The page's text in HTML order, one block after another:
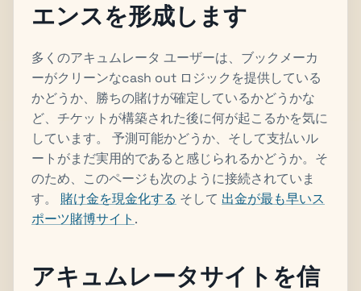
エンスを形成します
多くのアキュムレータ ユーザーは、ブックメーカ
ーがクリーンなcash out ロジックを提供している
かどうか、勝ちの賭けが確定しているかどうかな
ど、チケットが構築された後に何が起こるかを気に
しています。 予測可能かどうか、そして支払いル
ートがまだ実用的であると感じられるかどうか。そ
のため、このページも次のように接続されていま
す。 賭け金を現金化する そして 出金が最も早いス
ポーツ賭博サイト .
アキュムレータサイトを信